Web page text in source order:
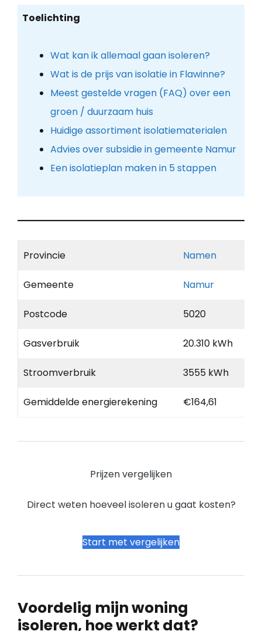
Toelichting
Wat kan ik allemaal gaan isoleren?
Wat is de prijs van isolatie in Flawinne?
Meest gestelde vragen (FAQ) over een
groen / duurzaam huis
Huidige assortiment isolatiematerialen
Advies over subsidie in gemeente Namur
Een isolatieplan maken in 5 stappen
Provincie Namen
Gemeente Namur
Postcode 5020
Gasverbruik 20.310 kWh
Stroomverbruik 3555 kWh
Gemiddelde energierekening €164,61
Prijzen vergelijken
Direct weten hoeveel isoleren u gaat kosten?
Start met vergelijken
Voordelig mijn woning
isoleren, hoe werkt dat?